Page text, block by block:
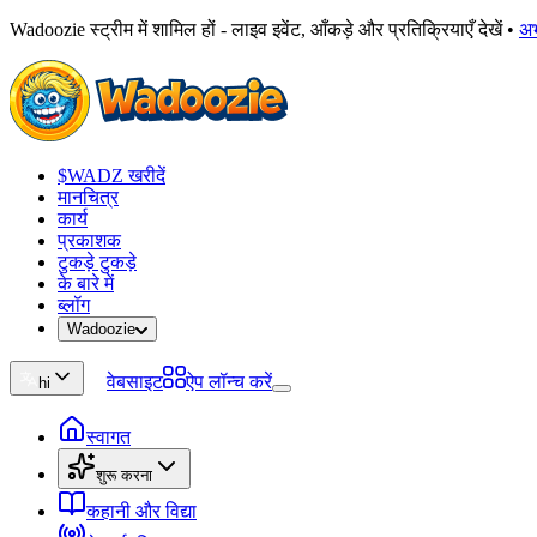
Wadoozie स्ट्रीम में शामिल हों - लाइव इवेंट, आँकड़े और प्रतिक्रियाएँ देखें•
$WADZ खरीदें
मानचित्र
कार्य
प्रकाशक
टुकड़े टुकड़े
के बारे में
ब्लॉग
Wadoozie
hi वेबसाइट ऐप लॉन्च करें
स्वागत
शुरू करना
कहानी और विद्या